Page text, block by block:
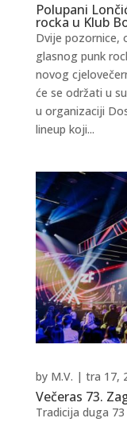
Polupani
rocka u Klub
Dvije pozornice,
glasnog punk
novog
će se održati u
u organizaciji
lineup koji...
Večeras 73.
by M.V. | tra 17,
Tradicija duga